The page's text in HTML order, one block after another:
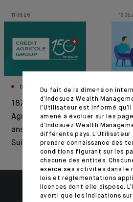
11.06.26
CORPORATE
1876–2026 : Crédit
Agricole célèbre 150
ans d’histoire en
Suisse
Du fait de la dimension
d’Indosuez Wealth
l’Utilisateur est informé
amené à évoluer sur les
d’Indosuez Wealth
différents pays.
prendre connaissance des
conditions figurant sur les
chacune des entités.
exerce ses activités dans le
lois et réglementations
licences dont elle dispose.
averti que les indications